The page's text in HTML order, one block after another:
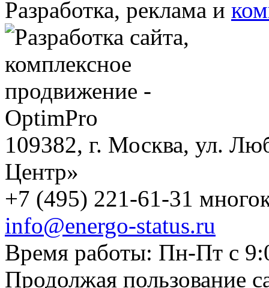
Разработка, реклама и
109382, г. Москва, ул.
Центр»
+7 (495) 221-61-31
info@energo-status.ru
Время работы: Пн-Пт с
Продолжая пользование